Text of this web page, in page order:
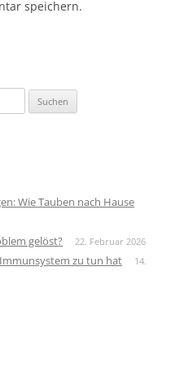
speichern.
Wie Tauben nach Hause
gelöst? 22. Februar 2026
zu tun hat
14.